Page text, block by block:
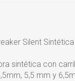
Silent
sintética con
5,5 mm y